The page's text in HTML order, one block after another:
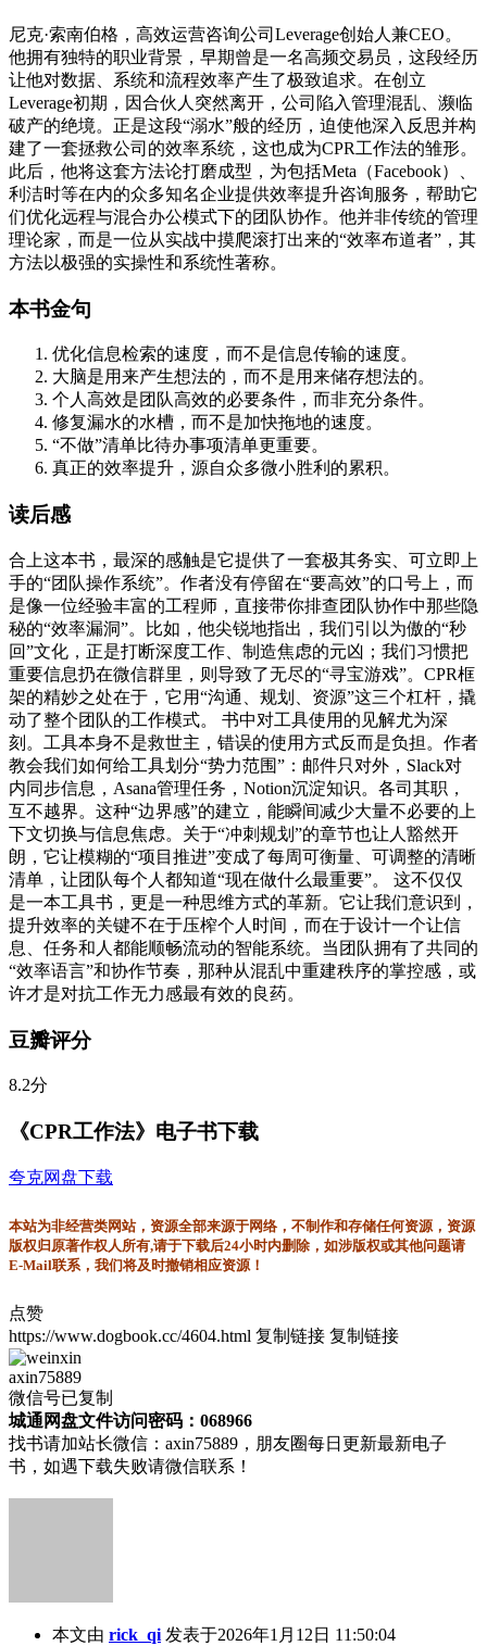
尼克·索南伯格，高效运营咨询公司Leverage创始人兼CEO。
他拥有独特的职业背景，早期曾是一名高频交易员，这段经历
让他对数据、系统和流程效率产生了极致追求。在创立
Leverage初期，因合伙人突然离开，公司陷入管理混乱、濒临
破产的绝境。正是这段“溺水”般的经历，迫使他深入反思并构
建了一套拯救公司的效率系统，这也成为CPR工作法的雏形。
此后，他将这套方法论打磨成型，为包括Meta（Facebook）、
利洁时等在内的众多知名企业提供效率提升咨询服务，帮助它
们优化远程与混合办公模式下的团队协作。他并非传统的管理
理论家，而是一位从实战中摸爬滚打出来的“效率布道者”，其
方法以极强的实操性和系统性著称。
本书金句
优化信息检索的速度，而不是信息传输的速度。
大脑是用来产生想法的，而不是用来储存想法的。
个人高效是团队高效的必要条件，而非充分条件。
修复漏水的水槽，而不是加快拖地的速度。
“不做”清单比待办事项清单更重要。
真正的效率提升，源自众多微小胜利的累积。
读后感
合上这本书，最深的感触是它提供了一套极其务实、可立即上
手的“团队操作系统”。作者没有停留在“要高效”的口号上，而
是像一位经验丰富的工程师，直接带你排查团队协作中那些隐
秘的“效率漏洞”。比如，他尖锐地指出，我们引以为傲的“秒
回”文化，正是打断深度工作、制造焦虑的元凶；我们习惯把
重要信息扔在微信群里，则导致了无尽的“寻宝游戏”。CPR框
架的精妙之处在于，它用“沟通、规划、资源”这三个杠杆，撬
动了整个团队的工作模式。 书中对工具使用的见解尤为深
刻。工具本身不是救世主，错误的使用方式反而是负担。作者
教会我们如何给工具划分“势力范围”：邮件只对外，Slack对
内同步信息，Asana管理任务，Notion沉淀知识。各司其职，
互不越界。这种“边界感”的建立，能瞬间减少大量不必要的上
下文切换与信息焦虑。关于“冲刺规划”的章节也让人豁然开
朗，它让模糊的“项目推进”变成了每周可衡量、可调整的清晰
清单，让团队每个人都知道“现在做什么最重要”。 这不仅仅
是一本工具书，更是一种思维方式的革新。它让我们意识到，
提升效率的关键不在于压榨个人时间，而在于设计一个让信
息、任务和人都能顺畅流动的智能系统。当团队拥有了共同的
“效率语言”和协作节奏，那种从混乱中重建秩序的掌控感，或
许才是对抗工作无力感最有效的良药。
豆瓣评分
8.2分
《CPR工作法》电子书下载
夸克网盘下载
本站为非经营类网站，资源全部来源于网络，不制作和存储任何资源，资源
版权归原著作权人所有,请于下载后24小时内删除，如涉版权或其他问题请
E-Mail联系，我们将及时撤销相应资源！
点赞
https://www.dogbook.cc/4604.html 复制链接 复制链接
axin75889
微信号已复制
城通网盘文件访问密码：068966
找书请加站长微信：axin75889，朋友圈每日更新最新电子
书，如遇下载失败请微信联系！
本文由 rick_qi 发表于2026年1月12日 11:50:04